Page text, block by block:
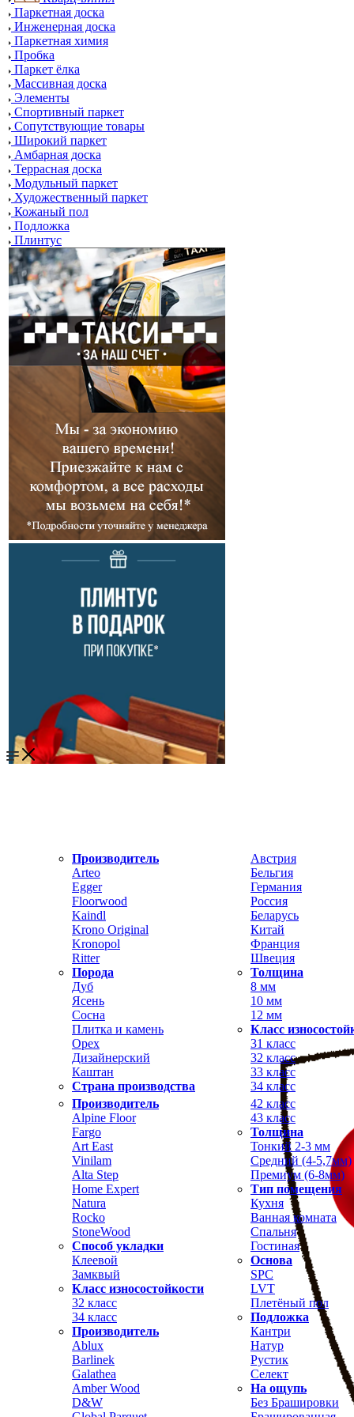
Паркетная доска
Инженерная доска
Паркетная химия
Пробка
Паркет ёлка
Массивная доска
Элементы
Спортивный паркет
Сопутствующие товары
Широкий паркет
Амбарная доска
Террасная доска
Модульный паркет
Художественный паркет
Кожаный пол
Подложка
Плинтус
Производитель
Arteo
Egger
Floorwood
Kaindl
Krono Original
Kronopol
Ritter
Порода
Дуб
Ясень
Сосна
Плитка и камень
Орех
Дизайнерский
Каштан
Страна производства
Австрия
Бельгия
Германия
Россия
Беларусь
Китай
Франция
Швеция
Толщина
8 мм
10 мм
12 мм
Класс
31 класс
32 класс
33 класс
34 класс
Производитель
Alpine Floor
Fargo
Art East
Vinilam
Alta Step
Home Expert
Natura
Rocko
StoneWood
Способ укладки
Клеевой
Замквый
Класс износостойкости
32 класс
34 класс
42 класс
43 класс
Толщина
Тонкий 2-3 мм
Средний (4-5,7мм)
Премиум (6-8мм)
Тип помещения
Кухня
Ванная комната
Спальня
Гостиная
Основа
SPC
LVT
Плетёный пол
Подложка
Производитель
Ablux
Barlinek
Galathea
Amber Wood
D&W
Кантри
Натур
Рустик
Селект
На ощупь
Без Брашировки